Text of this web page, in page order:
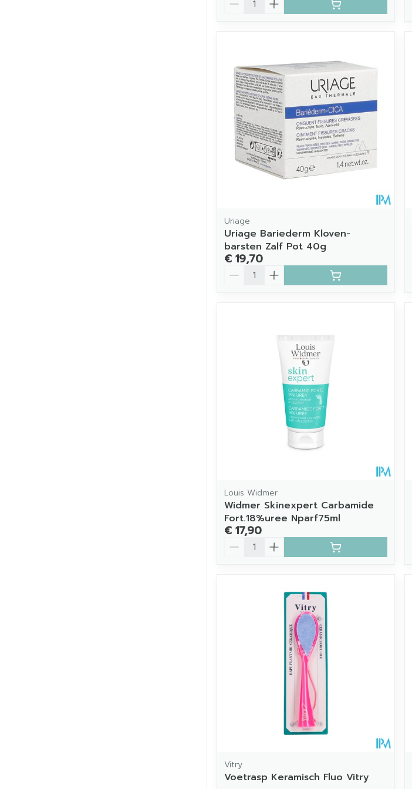
Uriage
Uriage Bariederm Kloven-
barsten Zalf Pot 40g
€ 19,70
Aantal
Louis Widmer
Widmer Skinexpert Carbamide
Fort.18%uree Nparf75ml
€ 17,90
Aantal
Vitry
Voetrasp Keramisch Fluo Vitry